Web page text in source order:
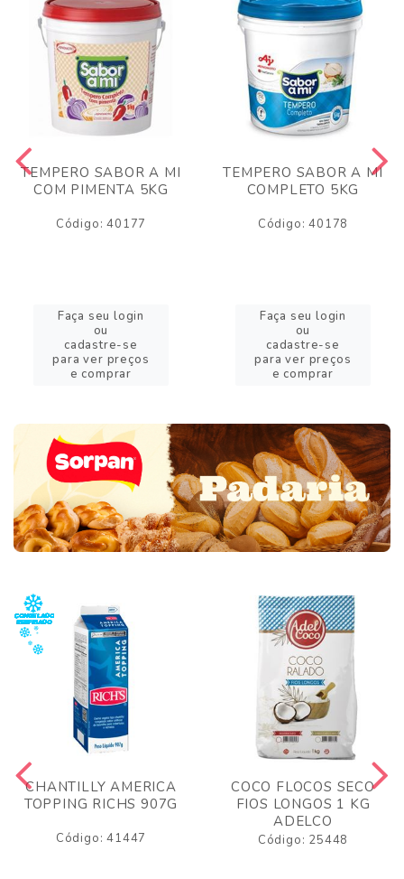
TEMPERO SABOR A MI
COM PIMENTA 5KG
Código: 40177
Faça seu login
ou
cadastre-se
para ver preços
e comprar
TEMPERO SABOR A MI
COMPLETO 5KG
Código: 40178
Faça seu login
ou
cadastre-se
para ver preços
e comprar
CHANTILLY AMERICA
TOPPING RICHS 907G
Código: 41447
COCO FLOCOS SECO
FIOS LONGOS 1 KG
ADELCO
Código: 25448